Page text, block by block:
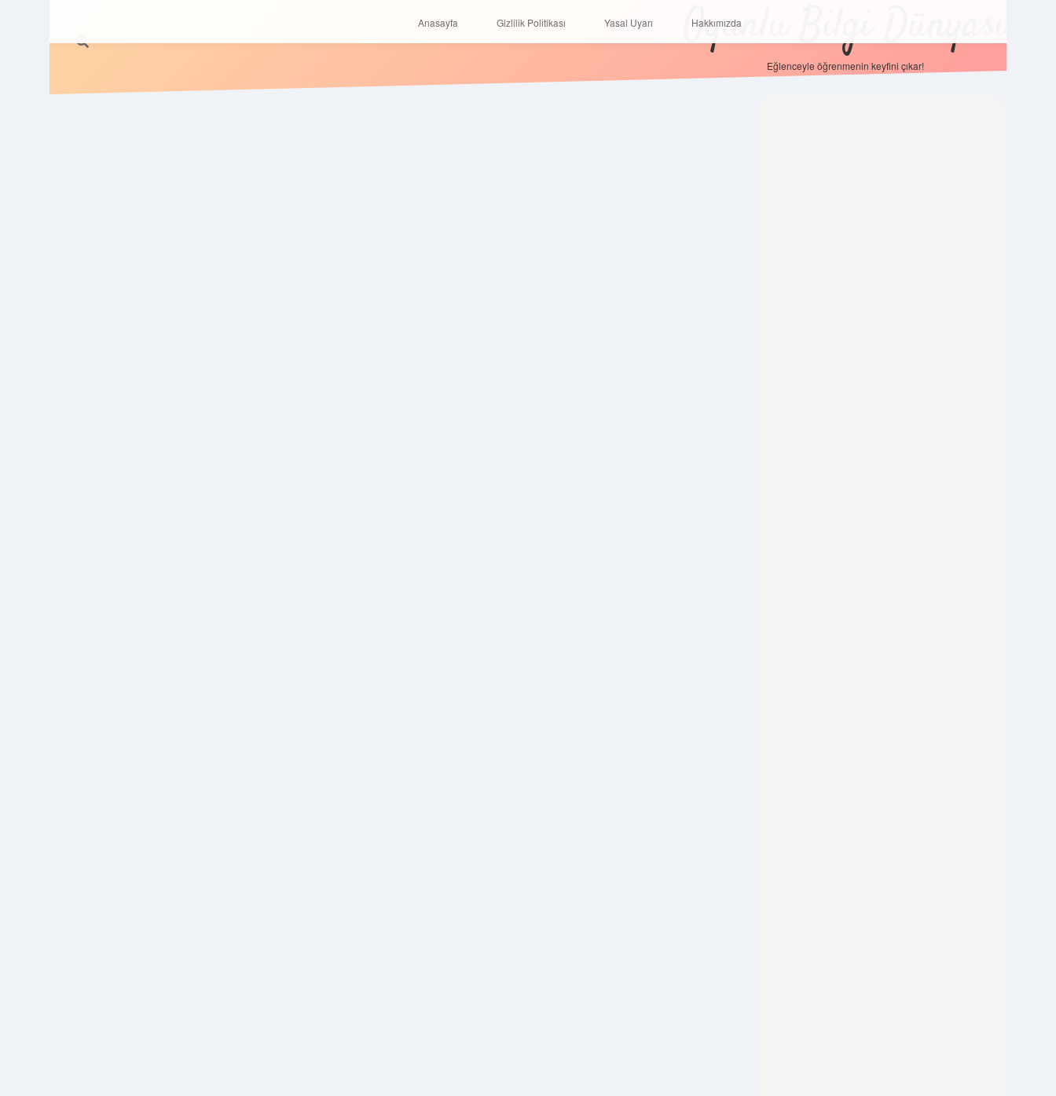
Anasayfa Gizlilik Politikası Yasal Uyarı Hakkımızda
Oyunlu Bilgi Dünyası
Eğlenceyle öğrenmenin keyfini çıkar!
Anasayfa Gizlilik Politikası Yasal Uyarı Hakkımızda